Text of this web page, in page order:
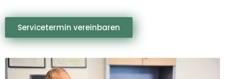
Servicetermin vereinbaren